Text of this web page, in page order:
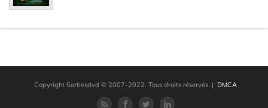
Copyright Sortiesdvd © 2007-2022. Tous droits réservés. | DMCA